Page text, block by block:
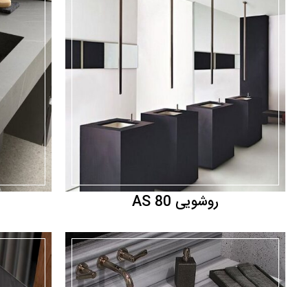
روشویی AS 80